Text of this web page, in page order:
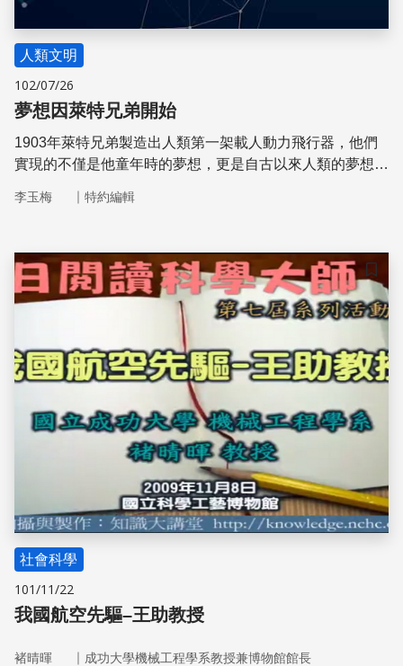
人類文明
102/07/26
夢想因萊特兄弟開始
1903年萊特兄弟製造出人類第一架載人動力飛行器，他們
實現的不僅是他童年時的夢想，更是自古以來人類的夢想。
相關技術的日新月異，人類在軍事、民用、休閒飛行等各類
李玉梅 ｜ 特約編輯
儲存
社會科學
101/11/22
我國航空先驅–王助教授
褚晴暉 ｜ 成功大學機械工程學系教授兼博物館館長